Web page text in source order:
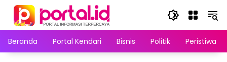
Langsung
konten
Beranda
Portal Kendari Bisnis Politik Peristiwa